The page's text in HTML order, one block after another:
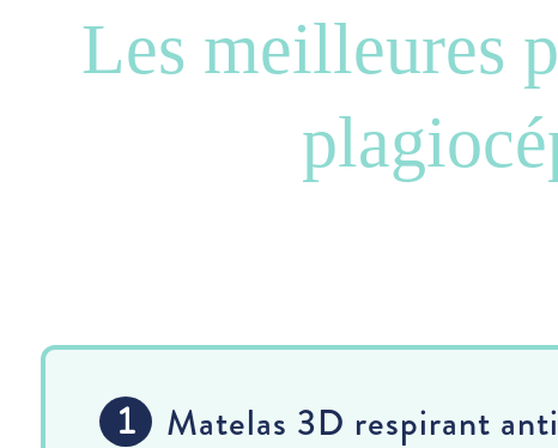
Les meilleures
Matelas 3D respirant